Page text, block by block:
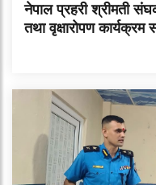
नेपाल प्रहरी श्रीमती
तथा वृक्षारोपण कार्यक्रम